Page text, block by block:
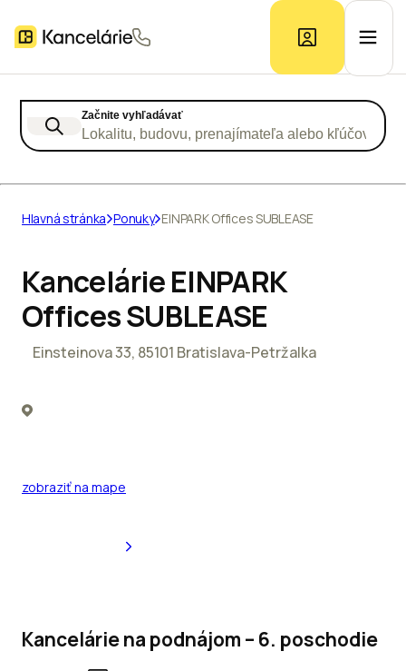
Prieskum trhu
Začnite vyhľadávať
Lokalitu, budovu, prenajímateľa alebo kľúčové
Hlavná stránka Ponuky EINPARK Offices SUBLEASE
Kancelárie EINPARK
Offices SUBLEASE
Einsteinova 33, 85101 Bratislava-Petržalka
zobraziť na mape
Kancelárie na podnájom – 6. poschodie